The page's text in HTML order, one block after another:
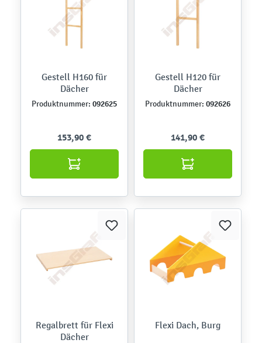
Gestell H160 für
Dächer
Produktnummer: 092625
153,90 €
Gestell H120 für
Dächer
Produktnummer: 092626
141,90 €
Regalbrett für Flexi
Dächer
Flexi Dach, Burg